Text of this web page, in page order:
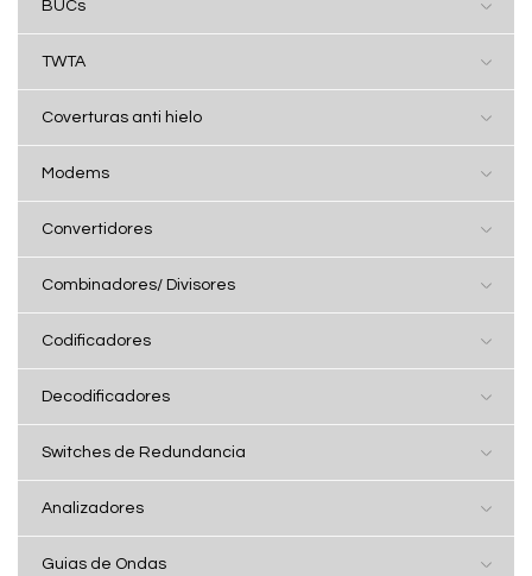
BUCs
TWTA
Coverturas anti hielo
Modems
Convertidores
Combinadores/ Divisores
Codificadores
Decodificadores
Switches de Redundancia
Analizadores
Guias de Ondas